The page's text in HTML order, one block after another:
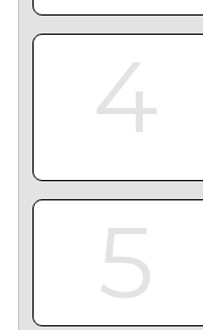
4
5